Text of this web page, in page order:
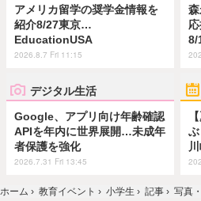
アメリカ留学の奨学金情報を
紹介8/27東京…
EducationUSA
2026.8.7 Fri 11:15
8/
デジタル生活
Google、アプリ向け年齢確認
APIを年内に世界展開…未成年
者保護を強化
2026.7.31 Fri 13:45
ホーム › 教育イベント › 小学生 › 記事 › 写真